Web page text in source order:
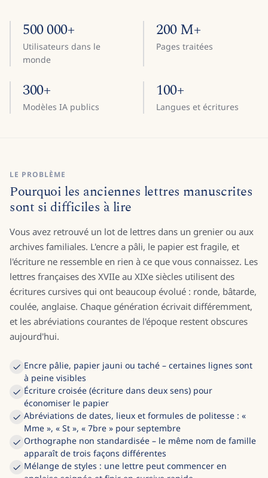
500 000+
Utilisateurs dans le
monde
200 M+
Pages traitées
300+
Modèles IA publics
100+
Langues et écritures
LE PROBLÈME
Pourquoi les anciennes lettres manuscrites
sont si difficiles à lire
Vous avez retrouvé un lot de lettres dans un grenier ou aux
archives familiales. L'encre a pâli, le papier est fragile, et
l'écriture ne ressemble en rien à ce que vous connaissez. Les
lettres françaises des XVIIe au XIXe siècles utilisent des
écritures cursives qui ont beaucoup évolué : ronde, bâtarde,
coulée, anglaise. Chaque génération écrivait différemment,
et les abréviations courantes de l'époque restent obscures
aujourd'hui.
Encre pâlie, papier jauni ou taché – certaines lignes sont
à peine visibles
Écriture croisée (écriture dans deux sens) pour
économiser le papier
Abréviations de dates, lieux et formules de politesse : «
Mme », « St », « 7bre » pour septembre
Orthographe non standardisée – le même nom de famille
apparaît de trois façons différentes
Mélange de styles : une lettre peut commencer en